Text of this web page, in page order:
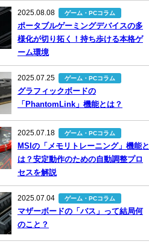
2025.08.08 ゲーム・PCコラム
ポータブルゲーミングデバイスの多
様化が切り拓く！持ち歩ける本格ゲ
ーム環境
2025.07.25 ゲーム・PCコラム
グラフィックボードの
「PhantomLink」機能とは？
2025.07.18 ゲーム・PCコラム
MSIの「メモリトレーニング」機能と
は？安定動作のための自動調整プロ
セスを解説
2025.07.04 ゲーム・PCコラム
マザーボードの「バス」って結局何
のこと？